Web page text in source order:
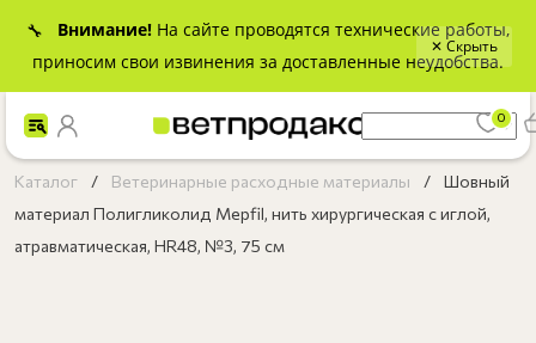
🔧 Внимание! На сайте проводятся технические работы,
приносим свои извинения за доставленные неудобства.
✕ Скрыть
0
Каталог Ветеринарные расходные материалы
Шовный
материал Полигликолид Mepfil, нить хирургическая с иглой,
атравматическая, HR48, №3, 75 см